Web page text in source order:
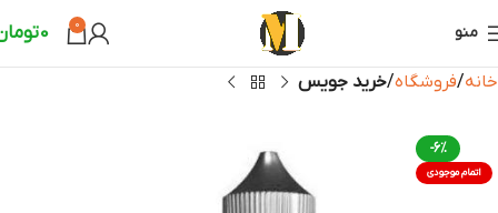
منو 0
0
خانه فروشگاه خرید جویس
-6%
اتمام موجودی